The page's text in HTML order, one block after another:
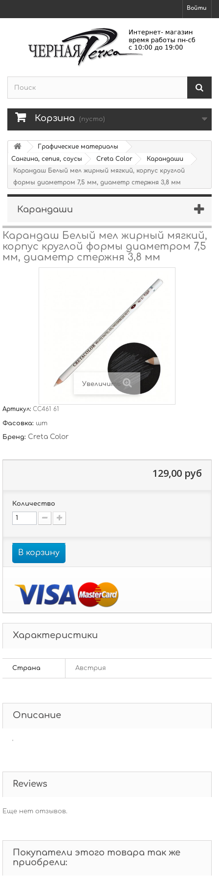
Войти
Корзина (пусто)
Графические материалы
Сангина, сепия, соусы
Creta Color
Карандаши
Карандаш Белый мел жирный мягкий, корпус круглой
формы диаметром 7,5 мм, диаметр стержня 3,8 мм
Карандаши
Карандаш Белый мел жирный мягкий,
корпус круглой формы диаметром 7,5
мм, диаметр стержня 3,8 мм
Увеличить
Артикул: CC461 61
Фасовка: шт
Бренд: Creta Color
129,00 руб
Количество
В корзину
Характеристики
Страна Австрия
Описание
'
Reviews
Еще нет отзывов.
Покупатели этого товара так же
приобрели: